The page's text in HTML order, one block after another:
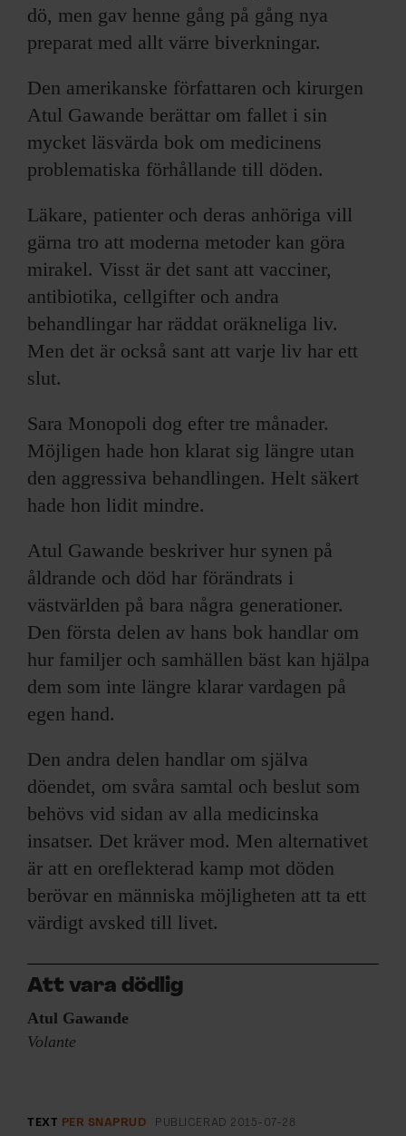
dö, men gav henne gång på gång nya
preparat med allt värre biverkningar.
Den amerikanske författaren och kirurgen
Atul Gawande berättar om fallet i sin
mycket läsvärda bok om medicinens
problematiska förhållande till döden.
Läkare, patienter och deras anhöriga vill
gärna tro att moderna metoder kan göra
mirakel. Visst är det sant att vacciner,
antibiotika, cellgifter och andra
behandlingar har räddat oräkneliga liv.
Men det är också sant att varje liv har ett
slut.
Sara Monopoli dog efter tre månader.
Möjligen hade hon klarat sig längre utan
den aggressiva behandlingen. Helt säkert
hade hon lidit mindre.
Atul Gawande beskriver hur synen på
åldrande och död har förändrats i
västvärlden på bara några generationer.
Den första delen av hans bok handlar om
hur familjer och samhällen bäst kan hjälpa
dem som inte längre klarar vardagen på
egen hand.
Den andra delen handlar om själva
döendet, om svåra samtal och beslut som
behövs vid sidan av alla medicinska
insatser. Det kräver mod. Men alternativet
är att en oreflekterad kamp mot döden
berövar en människa möjligheten att ta ett
värdigt avsked till livet.
Att vara dödlig
Atul Gawande
Volante
TEXT PER SNAPRUD PUBLICERAD 2015-07-28